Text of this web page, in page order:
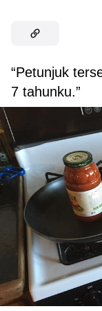
“Petunjuk
7 tahunku.”